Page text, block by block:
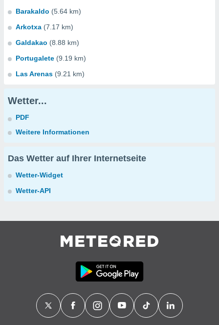
Barakaldo (5.64 km)
Arkotxa (7.17 km)
Galdakao (8.88 km)
Portugalete (9.19 km)
Las Arenas (9.21 km)
Wetter...
PDF
Weitere Informationen
Das Wetter auf Ihrer Internetseite
Wetter-Widget
Wetter-API